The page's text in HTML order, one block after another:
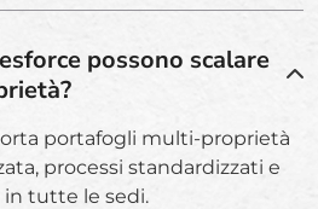
possono scalare
portafogli multi-proprietà
processi standardizzati e
tutte le sedi.